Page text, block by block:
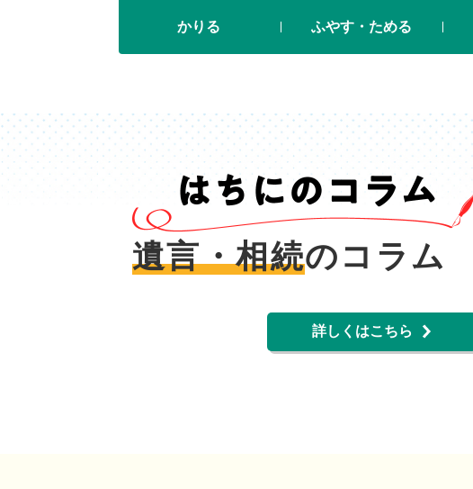
かりる ふやす・ためる
遺言・相続のコラム
詳しくはこちら